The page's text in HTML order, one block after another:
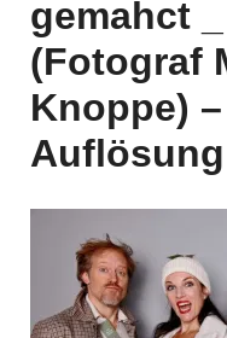
gemahct
(Fotograf
Knoppe)
Auflösung